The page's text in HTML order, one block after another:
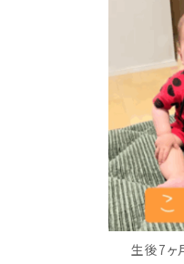
生後7ヶ